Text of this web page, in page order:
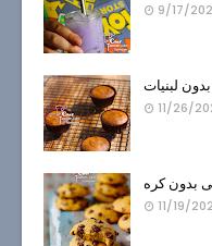
9/17/
لبنیات
11/26/
بدون کره
11/19/